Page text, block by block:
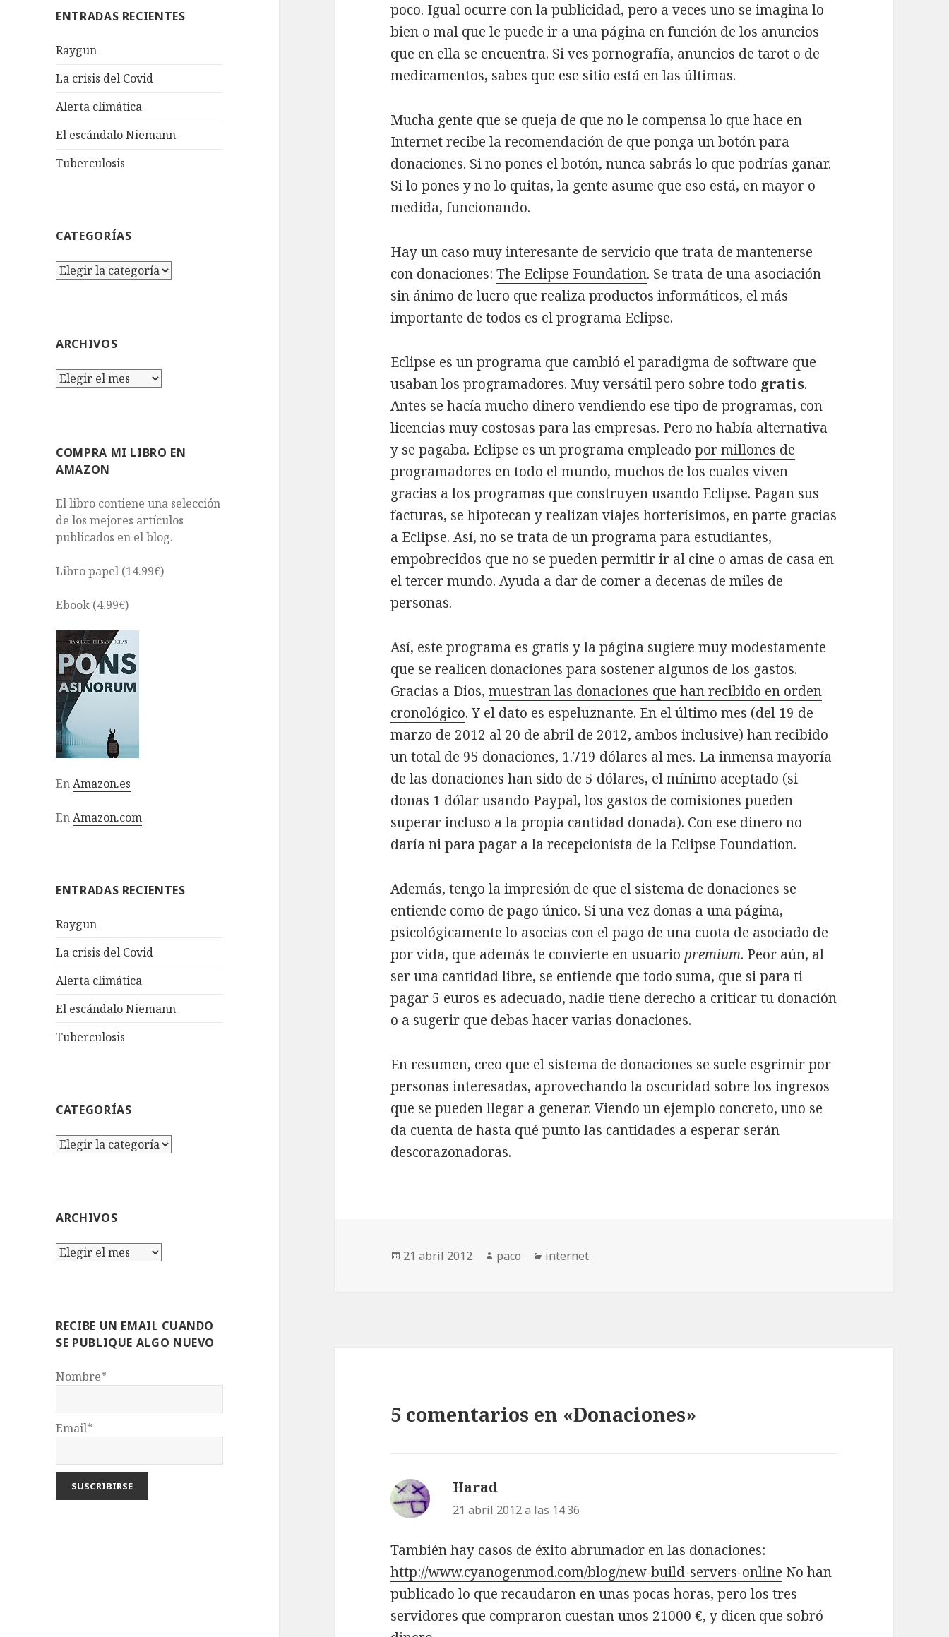
ENTRADAS RECIENTES
Raygun
La crisis del Covid
Alerta climática
El escándalo Niemann
Tuberculosis
CATEGORÍAS
Categorías
ARCHIVOS
Archivos
COMPRA MI LIBRO EN
AMAZON
El libro contiene una selección
de los mejores artículos
publicados en el blog.
Libro papel (14.99€)
Ebook (4.99€)
EnAmazon.es
EnAmazon.com
ENTRADAS RECIENTES
Raygun
La crisis del Covid
Alerta climática
El escándalo Niemann
Tuberculosis
CATEGORÍAS
Categorías
ARCHIVOS
Archivos
RECIBE UN EMAIL CUANDO
SE PUBLIQUE ALGO NUEVO
Nombre*
Email*
poco. Igual ocurre con la publicidad, pero a veces uno se imagina lo
bien o mal que le puede ir a una página en función de los anuncios
que en ella se encuentra. Si ves pornografía, anuncios de tarot o de
medicamentos, sabes que ese sitio está en las últimas.
Mucha gente que se queja de que no le compensa lo que hace en
Internet recibe la recomendación de que ponga un botón para
donaciones. Si no pones el botón, nunca sabrás lo que podrías ganar.
Si lo pones y no lo quitas, la gente asume que eso está, en mayor o
medida, funcionando.
Hay un caso muy interesante de servicio que trata de mantenerse
con donaciones:The Eclipse Foundation. Se trata de una asociación
sin ánimo de lucro que realiza productos informáticos, el más
importante de todos es el programa Eclipse.
Eclipse es un programa que cambió el paradigma de software que
usaban los programadores. Muy versátil pero sobre todo gratis.
Antes se hacía mucho dinero vendiendo ese tipo de programas, con
licencias muy costosas para las empresas. Pero no había alternativa
y se pagaba. Eclipse es un programa empleadopor millones de
programadores en todo el mundo, muchos de los cuales viven
gracias a los programas que construyen usando Eclipse. Pagan sus
facturas, se hipotecan y realizan viajes horterísimos, en parte gracias
a Eclipse. Así, no se trata de un programa para estudiantes,
empobrecidos que no se pueden permitir ir al cine o amas de casa en
el tercer mundo. Ayuda a dar de comer a decenas de miles de
personas.
Así, este programa es gratis y la página sugiere muy modestamente
que se realicen donaciones para sostener algunos de los gastos.
Gracias a Dios,muestran las donaciones que han recibido en orden
cronológico. Y el dato es espeluznante. En el último mes (del 19 de
marzo de 2012 al 20 de abril de 2012, ambos inclusive) han recibido
un total de 95 donaciones, 1.719 dólares al mes. La inmensa mayoría
de las donaciones han sido de 5 dólares, el mínimo aceptado (si
donas 1 dólar usando Paypal, los gastos de comisiones pueden
superar incluso a la propia cantidad donada). Con ese dinero no
daría ni para pagar a la recepcionista de la Eclipse Foundation.
Además, tengo la impresión de que el sistema de donaciones se
entiende como de pago único. Si una vez donas a una página,
psicológicamente lo asocias con el pago de una cuota de asociado de
por vida, que además te convierte en usuario premium. Peor aún, al
ser una cantidad libre, se entiende que todo suma, que si para ti
pagar 5 euros es adecuado, nadie tiene derecho a criticar tu donación
o a sugerir que debas hacer varias donaciones.
En resumen, creo que el sistema de donaciones se suele esgrimir por
personas interesadas, aprovechando la oscuridad sobre los ingresos
que se pueden llegar a generar. Viendo un ejemplo concreto, uno se
da cuenta de hasta qué punto las cantidades a esperar serán
descorazonadoras.
Publicado
21 abril 2012 Autor
paco Categorías
internet
5 comentarios en «Donaciones»
Harad
21 abril 2012 a las 14:36
También hay casos de éxito abrumador en las donaciones:
http://www.cyanogenmod.com/blog/new-build-servers-online No han
publicado lo que recaudaron en unas pocas horas, pero los tres
servidores que compraron cuestan unos 21000 €, y dicen que sobró